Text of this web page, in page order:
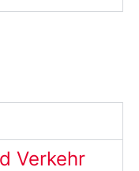
Verkehr